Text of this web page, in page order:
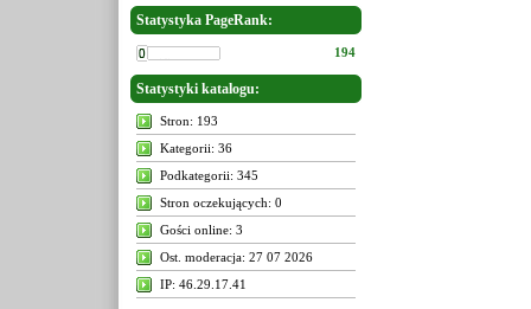
Statystyka PageRank:
194
Statystyki katalogu:
Stron: 193
Kategorii: 36
Podkategorii: 345
Stron oczekujących: 0
Gości online: 3
Ost. moderacja: 27 07 2026
IP: 46.29.17.41